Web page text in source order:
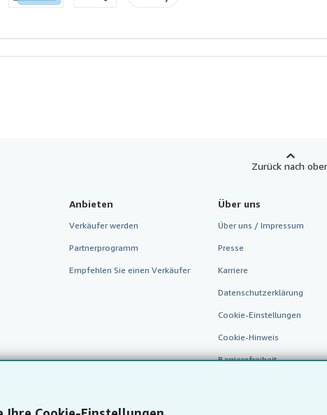
Zurück nach
Anbieten
Verkäufer werden
Partnerprogramm
Empfehlen Sie einen Verkäufer
Über uns
Über uns / Impressum
Presse
Karriere
Datenschutzerklärung
Cookie-Einstellungen
Cookie-Hinweis
Barrierefreiheit